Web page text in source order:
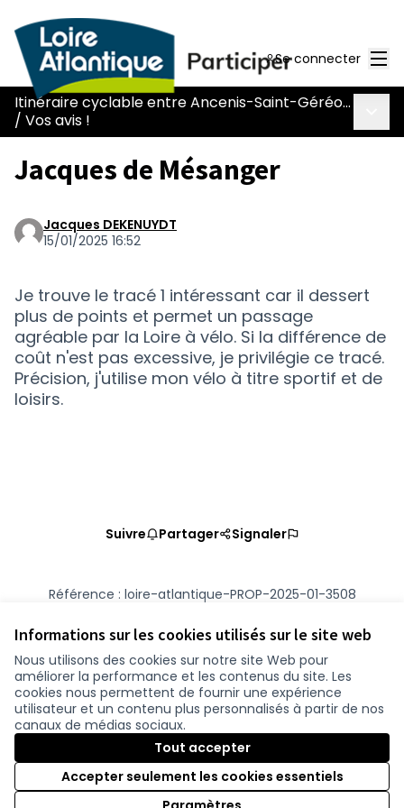
Informations sur les cookies utilisés sur le site web
Nous utilisons des cookies sur notre site Web pour
améliorer la performance et les contenus du site. Les
cookies nous permettent de fournir une expérience
utilisateur et un contenu plus personnalisés à partir de nos
canaux de médias sociaux.
Tout accepter
Accepter seulement les cookies essentiels
Se connecter
Itinéraire cyclable entre Ancenis-Saint-Géréon et Mésanger (L383)
/ Vos avis !
Jacques de Mésanger
Jacques DEKENUYDT
15/01/2025 16:52
Je trouve le tracé 1 intéressant car il dessert
plus de points et permet un passage
agréable par la Loire à vélo. Si la différence de
coût n'est pas excessive, je privilégie ce tracé.
Précision, j'utilise mon vélo à titre sportif et de
loisirs.
Suivre Partager Signaler
Référence : loire-atlantique-PROP-2025-01-3508
Vérifiez l'empreinte numérique
Conditions d'utilisation
Paramètres des cookies
participer.loire-atlantique.fr sur Facebook
(Nouvelle fenêtre)
participer.loire-atlantique.fr sur Instagram
(Nouvelle fenêtre)
participer.loire-atlantique.fr sur YouTube
(Nouvelle fenêtre)
Licence
(Nouvelle